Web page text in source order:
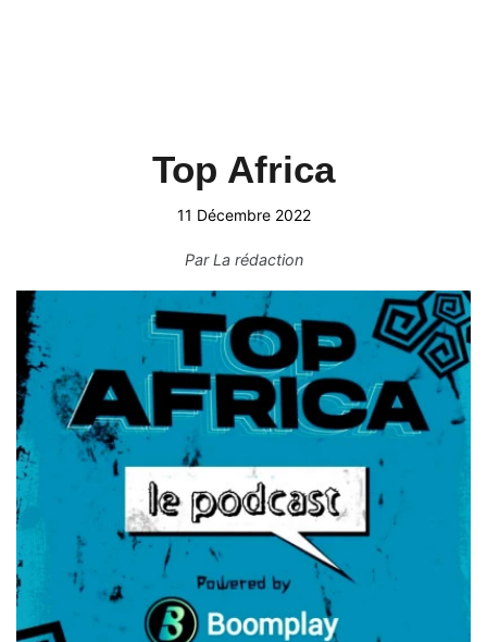
Top Africa
11 Décembre 2022
ParLa rédaction